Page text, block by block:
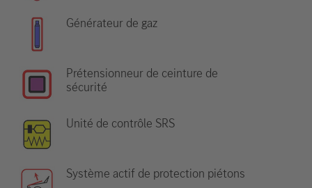
Générateur de gaz
Prétensionneur de ceinture de
sécurité
Unité de contrôle SRS
Système actif de protection piétons